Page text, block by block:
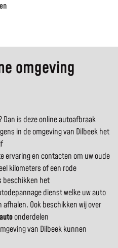
omgeving
is deze online autoafbraak
in de omgeving van Dilbeek het
ervaring en contacten om uw oude
kilometers of een rode
beschikken het
dienst welke uw auto
Ook beschikken wij over
autoonderdelen
van Dilbeek kunnen